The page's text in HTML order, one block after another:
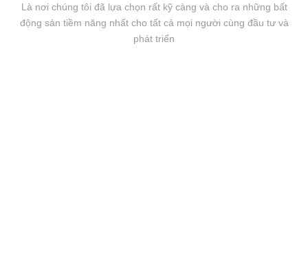
Là nơi chúng tôi đã lựa chọn rất kỹ càng và cho ra những bất
động sản tiềm năng nhất cho tất cả mọi người cùng đầu tư và
phát triển